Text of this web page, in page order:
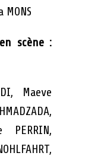
MONS
scène :
Maeve
PERRIN,